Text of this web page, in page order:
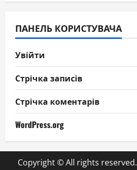
ПАНЕЛЬ КОРИСТУВАЧА
Увійти
Стрічка записів
Стрічка коментарів
WordPress.org
Copyright © All rights reserved.